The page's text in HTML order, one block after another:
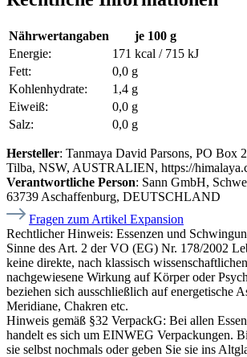
Nährwertangaben
je 100 g
Energie:
171 kcal / 715 kJ
Fett:
0,0 g
Kohlenhydrate:
1,4 g
Eiweiß:
0,0 g
Salz:
0,0 g
Hersteller: Tanmaya David Parsons, PO Box
Tilba, NSW, AUSTRALIEN, https://
Verantwortliche Person: Sann GmbH,
63739 Aschaffenburg, DEUTSCHLAND
Fragen zum Artikel Expansion
Rechtlicher Hinweis: Essenzen und
Sinne des Art. 2 der VO (EG) Nr. 178/2002
keine direkte, nach klassisch
nachgewiesene Wirkung auf Körper oder
beziehen sich ausschließlich auf energetische
Meridiane, Chakren etc.
Hinweis gemäß §32 VerpackG: Bei allen
handelt es sich um EINWEG Verpackungen.
sie selbst nochmals oder geben Sie sie ins